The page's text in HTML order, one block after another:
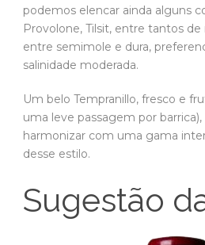
podemos elencar ainda alguns
Provolone, Tilsit, entre tantos de
entre semimole e dura,
salinidade moderada.
Um belo Tempranillo, fresco e
uma leve passagem por barrica),
harmonizar com uma gama
desse estilo.
Sugestão